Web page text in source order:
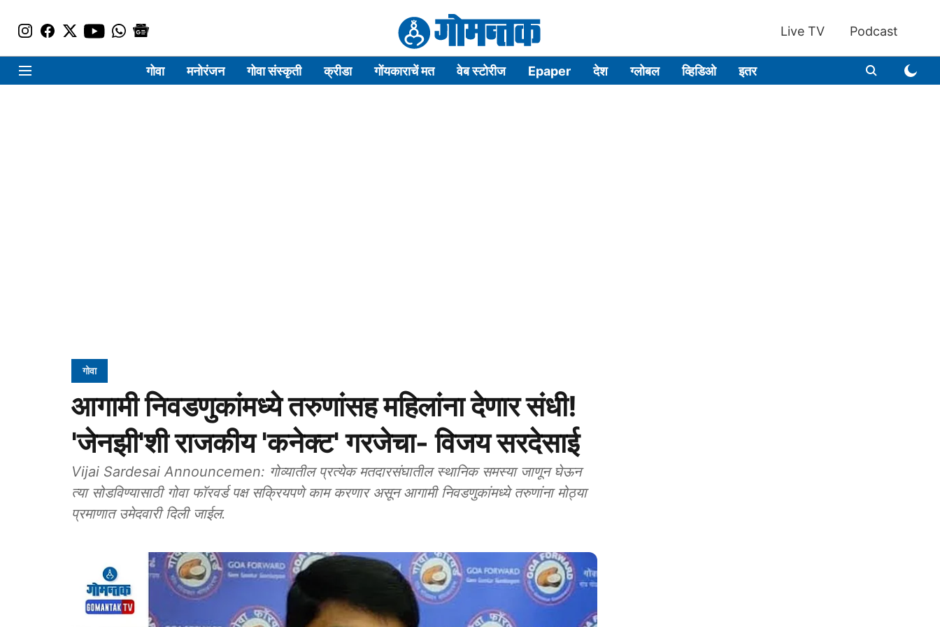
Live TV Podcast
गोवा मनोरंजन गोवा संस्कृती क्रीडा गोंयकाराचें मत वेब स्टोरीज Epaper देश ग्लोबल व्हिडिओ इतर
गोवा
आगामी निवडणुकांमध्ये तरुणांसह महिलांना देणार संधी!
'जेनझी'शी राजकीय 'कनेक्ट' गरजेचा- विजय सरदेसाई
Vijai Sardesai Announcemen: गोव्यातील प्रत्येक मतदारसंघातील स्थानिक समस्या जाणून घेऊन
त्या सोडविण्यासाठी गोवा फॉरवर्ड पक्ष सक्रियपणे काम करणार असून आगामी निवडणुकांमध्ये तरुणांना मोठ्या
प्रमाणात उमेदवारी दिली जाईल.